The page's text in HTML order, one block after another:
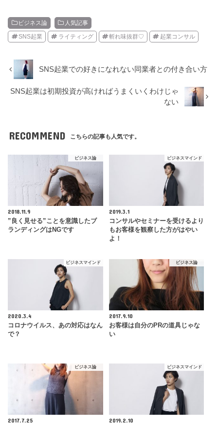
ビジネス論 人気記事
SNS起業 ライティング 斬れ味抜群♡ 起業コンサル
SNS起業での好きになれない同業者との付き合い方
SNS起業は初期投資が高ければうまくいくわけじゃ
ない
RECOMMEND こちらの記事も人気です。
ビジネス論
2018.11.9
”良く見せる”ことを意識したブ
ランディングはNGです
ビジネスマインド
2019.3.1
コンサルやセミナーを受けるより
もお客様を観察した方がはやい
よ！
ビジネスマインド
2020.3.4
コロナウイルス、あの対応はなん
で？
ビジネス論
2017.9.10
お客様は自分のPRの道具じゃな
い
ビジネス論
2017.7.25
ビジネスマインド
2019.2.10